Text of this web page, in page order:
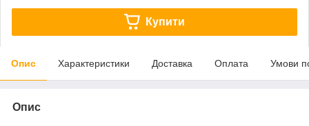
Купити
Опис Характеристики Доставка Оплата Умови
Опис